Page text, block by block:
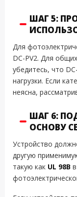
ШАГ 5:
Для
DC-PV2. Для
убедитесь, что
нагрузки. Если
неясна,
ШАГ 6:
ОСНОВУ
Устройство
другую
такую как UL 98B